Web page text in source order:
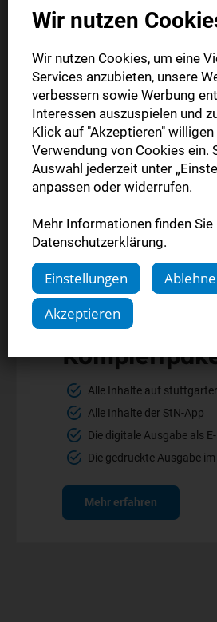
Die digitale Ausgabe als
Die gedruckte Ausgabe im
Mehr erfahren
Alle Inhalte auf
Alle Inhalte der StN-App
Die digitale Ausgabe als
Die gedruckte Ausgabe
Mehr erfahren
Wir nutzen
Wir nutzen Cookies, um eine
Services anzubieten, unsere
verbessern sowie Werbung
Interessen auszuspielen und
Klick auf "Akzeptieren" willigen
Verwendung von Cookies ein.
Auswahl jederzeit unter
anpassen oder widerrufen.
Mehr Informationen finden Sie
Datenschutzerklärung.
Einstellungen
Akzeptieren